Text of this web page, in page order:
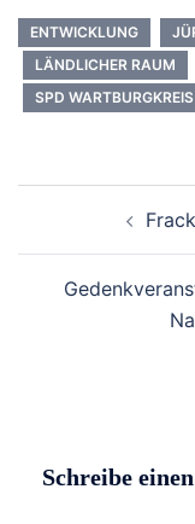
ENTWICKLUNG
LÄNDLICHER RAUM
SPD WARTBURGKREIS
Navigation
Schreibe